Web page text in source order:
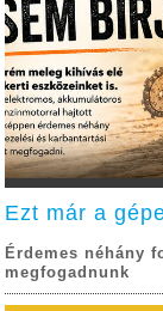
Ezt már a
Érdemes néhány
megfogadnunk